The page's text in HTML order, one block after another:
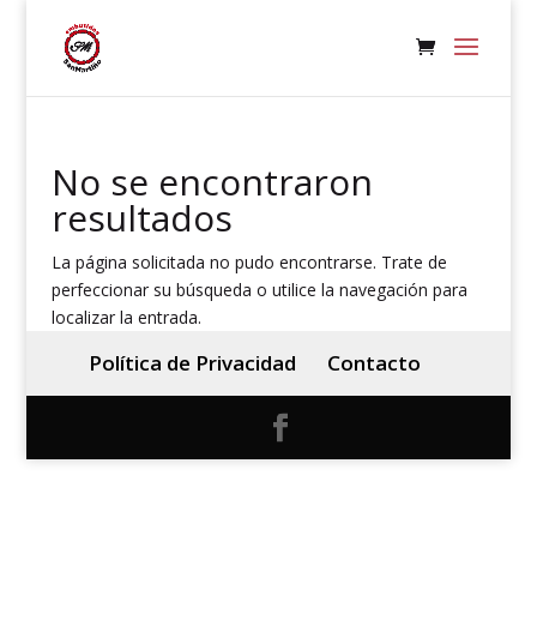
No se encontraron
resultados
La página solicitada no pudo encontrarse. Trate de
perfeccionar su búsqueda o utilice la navegación para
localizar la entrada.
Política de Privacidad Contacto